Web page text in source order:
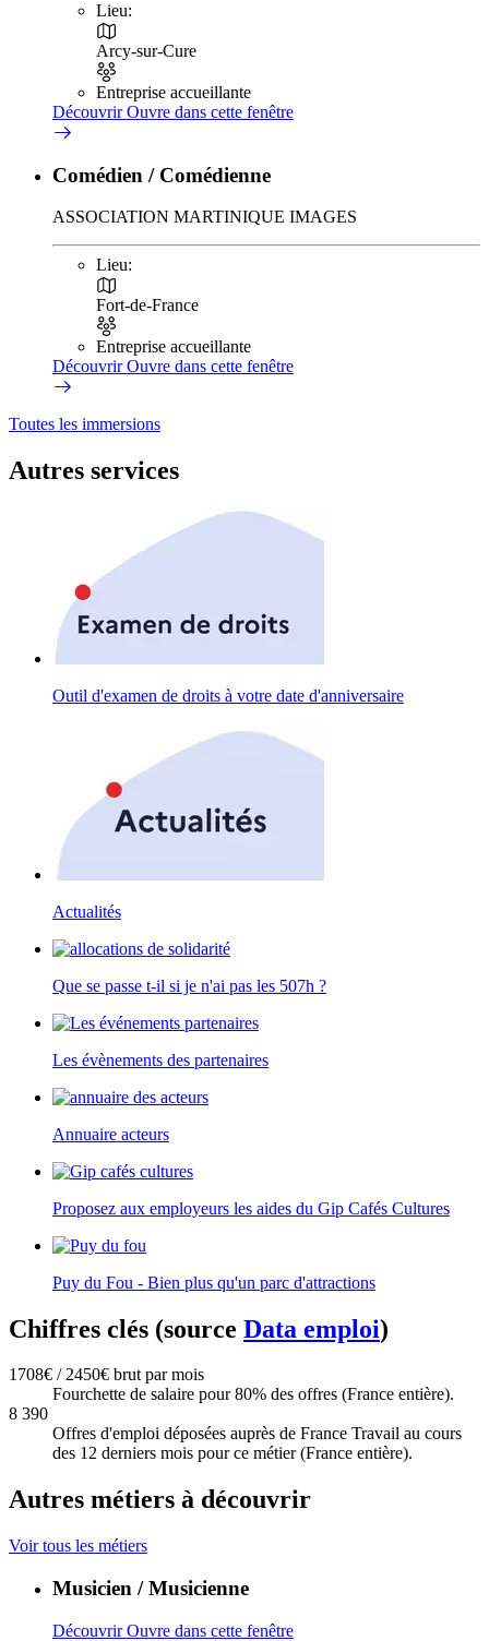
Lieu:
Arcy-sur-Cure
Entreprise accueillante
DécouvrirOuvre dans cette fenêtre
Comédien / Comédienne
ASSOCIATION MARTINIQUE IMAGES
Lieu:
Fort-de-France
Entreprise accueillante
DécouvrirOuvre dans cette fenêtre
Toutes les immersions
Autres services
Outil d'examen de droits à votre date d'anniversaire
Actualités
Que se passe t-il si je n'ai pas les 507h ?
Les évènements des partenaires
Annuaire acteurs
Proposez aux employeurs les aides du Gip Cafés Cultures
Puy du Fou - Bien plus qu'un parc d'attractions
Chiffres clés (source Data emploi)
1708€ / 2450€ brut par mois
Fourchette de salaire pour 80% des offres (France entière).
8 390
Offres d'emploi déposées auprès de France Travail au cours
des 12 derniers mois pour ce métier (France entière).
Autres métiers à découvrir
Voir tous les métiers
Musicien / Musicienne
DécouvrirOuvre dans cette fenêtre